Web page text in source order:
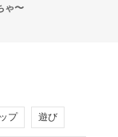
ゃ〜
プ 遊び